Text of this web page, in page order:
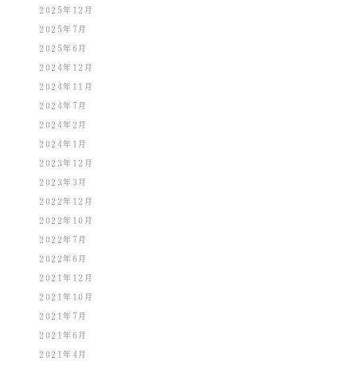
2025年12月
2025年7月
2025年6月
2024年12月
2024年11月
2024年7月
2024年2月
2024年1月
2023年12月
2023年3月
2022年12月
2022年10月
2022年7月
2022年6月
2021年12月
2021年10月
2021年7月
2021年6月
2021年4月